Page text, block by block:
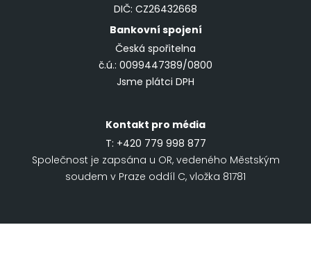
DIČ: CZ26432668
Bankovní spojení
Česká spořitelna
č.ú.: 0099447389/0800
Jsme plátci DPH
Kontakt pro média
T: +420 779 998 877
Společnost je zapsána u OR, vedeného Městským
soudem v Praze oddíl C, vložka 81781